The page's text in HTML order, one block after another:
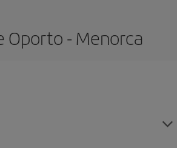
Oporto - Menorca